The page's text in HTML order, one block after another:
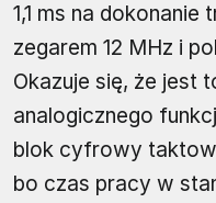
1,1 ms na
zegarem 12 MHz i
Okazuje się, że jest
analogicznego
blok cyfrowy
bo czas pracy w